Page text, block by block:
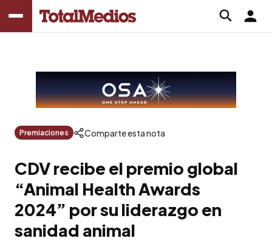
Premiaciones Comparte esta nota
CDV recibe el premio global
“Animal Health Awards
2024” por su liderazgo en
sanidad animal